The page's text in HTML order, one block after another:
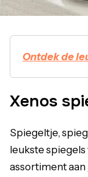
Ontdek de
Xenos
Spiegeltje,
leukste
assortiment aan